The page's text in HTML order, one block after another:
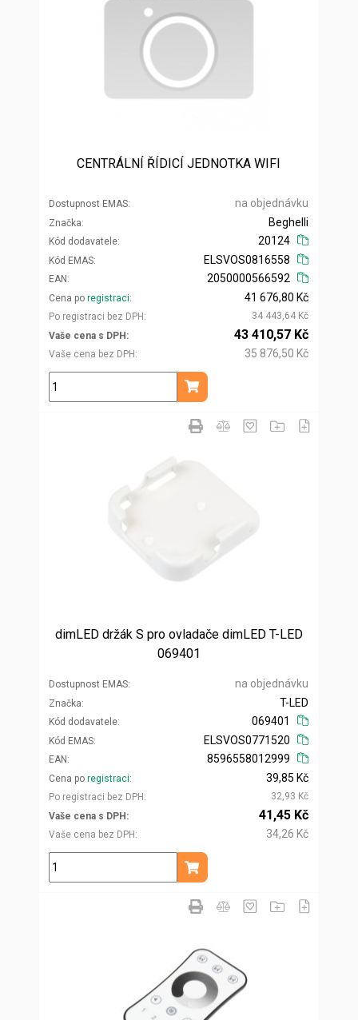
CENTRÁLNÍ ŘÍDICÍ JEDNOTKA WIFI
Dostupnost EMAS na objednávku
Značka
Kód dodavatele
Beghelli
20124
Kód EMAS
EAN
ELSVOS0816558
2050000566592
Cena po registraci
Po registraci bez DPH
41 676,80 Kč
34 443,64 Kč
Vaše cena s DPH
Vaše cena bez DPH
43 410,57 Kč
35 876,50 Kč
ks
Přidat do košíku
dimLED držák S pro ovladače dimLED T-LED
069401
Dostupnost EMAS na objednávku
Značka
Kód dodavatele
T-LED
069401
Kód EMAS
EAN
ELSVOS0771520
8596558012999
Cena po registraci
Po registraci bez DPH
39,85 Kč
32,93 Kč
Vaše cena s DPH
Vaše cena bez DPH
41,45 Kč
34,26 Kč
ks
Přidat do košíku